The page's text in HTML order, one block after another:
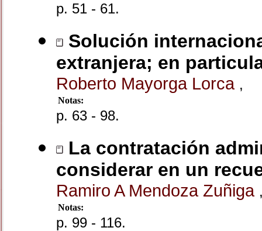
p. 51 - 61.
Solución
extranjera; en
Roberto Mayorga Lorca ,
Notas:
p. 63 - 98.
La contratación
considerar en un
Ramiro A Mendoza Zuñiga
Notas:
p. 99 - 116.